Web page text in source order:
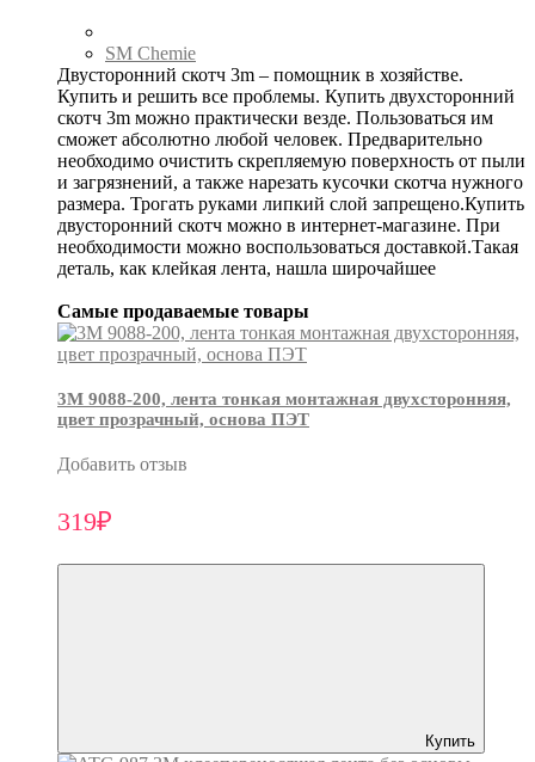
SM Chemie
Двусторонний скотч 3m – помощник в хозяйстве.
Купить и решить все проблемы. Купить двухсторонний
скотч 3m можно практически везде. Пользоваться им
сможет абсолютно любой человек. Предварительно
необходимо очистить скрепляемую поверхность от пыли
и загрязнений, а также нарезать кусочки скотча нужного
размера. Трогать руками липкий слой запрещено.Купить
двусторонний скотч можно в интернет-магазине. При
необходимости можно воспользоваться доставкой.Такая
деталь, как клейкая лента, нашла широчайшее
Самые продаваемые товары
3М 9088-200, лента тонкая монтажная двухсторонняя,
цвет прозрачный, основа ПЭТ
Добавить отзыв
319₽
Купить